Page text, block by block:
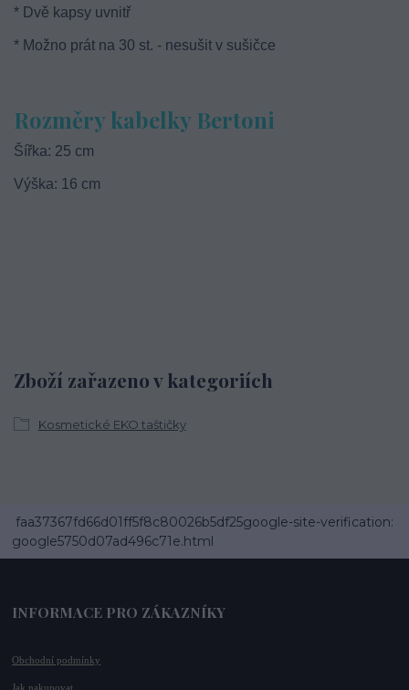
* Dvě kapsy uvnitř
* Možno prát na 30 st. - nesušit v sušičce
Rozměry kabelky Bertoni
Šířka: 25 cm
Výška: 16 cm
Zboží zařazeno v kategoriích
Kosmetické EKO taštičky
faa37367fd66d01ff5f8c80026b5df25google-site-verification:
google5750d07ad496c71e.html
INFORMACE PRO ZÁKAZNÍKY
Obchodní podmínky
Jak nakupovat